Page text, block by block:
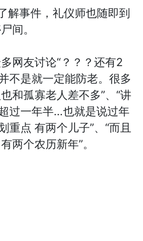
解事件，礼仪师也随即到
间。
网友讨论“？？？还有2
不是就一定能防老。很多
和孤寡老人差不多”、“讲
过一年半…也就是说过年
重点 有两个儿子”、“而且
两个农历新年”。